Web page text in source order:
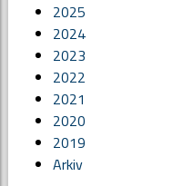
2025
2024
2023
2022
2021
2020
2019
Arkiv